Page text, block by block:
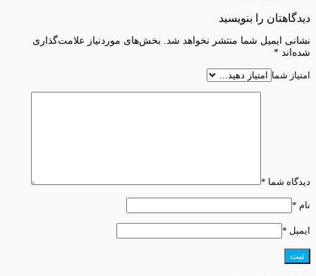
دیدگاهتان را بنویسید
نشانی ایمیل شما منتشر نخواهد شد.
بخش‌های موردنیاز علامت‌گذاری
شده‌اند *
امتیاز شما
دیدگاه شما *
نام *
ایمیل *